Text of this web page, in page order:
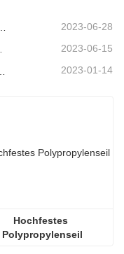
2023-06-28
LTD 2023-06-15
2023-01-14
Hochfestes
Polypropylenseil